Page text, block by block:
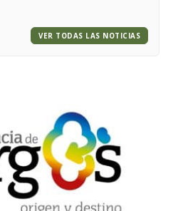
VER TODAS LAS NOTICIAS